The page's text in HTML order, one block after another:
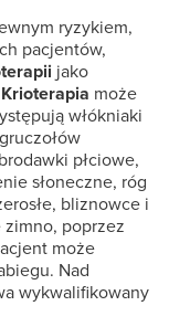
ryzykiem,
pacjentów,
jako
Krioterapia może
włókniaki
płciowe,
słoneczne, róg
bliznowce i
poprzez
może
Nad
wykwalifikowany